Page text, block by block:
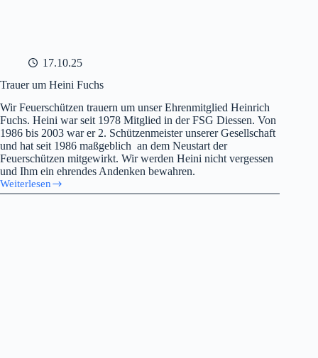
17.10.25
Trauer um Heini Fuchs
Wir Feuerschützen trauern um unser Ehrenmitglied Heinrich
Fuchs. Heini war seit 1978 Mitglied in der FSG Diessen. Von
1986 bis 2003 war er 2. Schützenmeister unserer Gesellschaft
und hat seit 1986 maßgeblich an dem Neustart der
Feuerschützen mitgewirkt. Wir werden Heini nicht vergessen
und Ihm ein ehrendes Andenken bewahren.
Weiterlesen
Trauer